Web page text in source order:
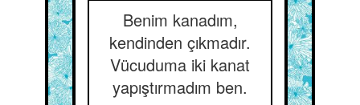
Benim kanadım,
kendinden çıkmadır.
Vücuduma iki kanat
yapıştırmadım ben.